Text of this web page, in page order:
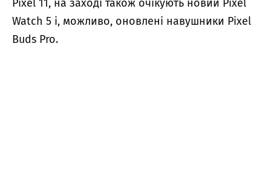
Pixel 11, на заході також очікують новий Pixel
Watch 5 і, можливо, оновлені навушники Pixel
Buds Pro.